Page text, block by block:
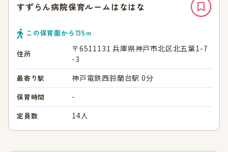
すずらん病院保育ルームはなはな
この保育園から735ｍ
住所
〒6511131 兵庫県神戸市北区北五葉1-7
-3
最寄り駅 神戸電鉄西鈴蘭台駅 0分
保育時間 -
定員数 14人